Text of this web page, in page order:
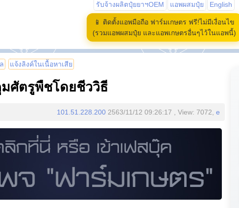
รับจ้างผลิตปุ๋ยยาฯOEM
แอพผสมปุ๋ย English
📱 ติดตั้งแอพมือถือ ฟาร์มเกษตร ฟรี!ไม่มีเงื่อนไข
(รวมแอพผสมปุ๋ย และแอพเกษตรอื่นๆไว้ในแอพนี้)
แจ้งลิงค์ในเนื้อหาเสีย
ศัตรูพืชโดยชีววิธี
101.51.228.200 2563/11/12 09:26:17 , View: 7072, e